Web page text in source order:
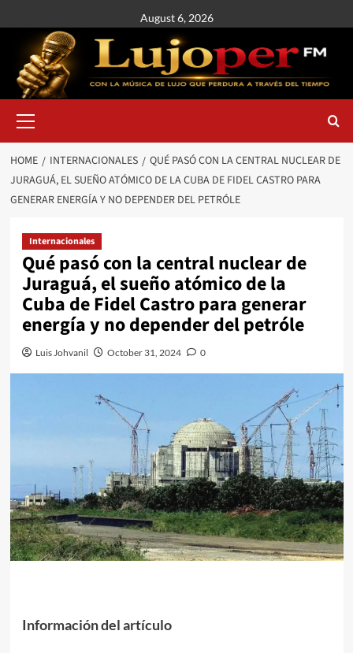
August 6, 2026
HOME INTERNACIONALES
QUÉ PASÓ CON LA CENTRAL NUCLEAR DE
JURAGUÁ, EL SUEÑO ATÓMICO DE LA CUBA DE FIDEL CASTRO PARA
GENERAR ENERGÍA Y NO DEPENDER DEL PETRÓLE
Internacionales
Qué pasó con la central nuclear de
Juraguá, el sueño atómico de la
Cuba de Fidel Castro para generar
energía y no depender del petróle
Luis Johvanil October 31, 2024 0
Información del artículo